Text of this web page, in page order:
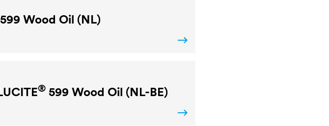
599 Wood Oil (NL)
® 599 Wood Oil (NL-BE)